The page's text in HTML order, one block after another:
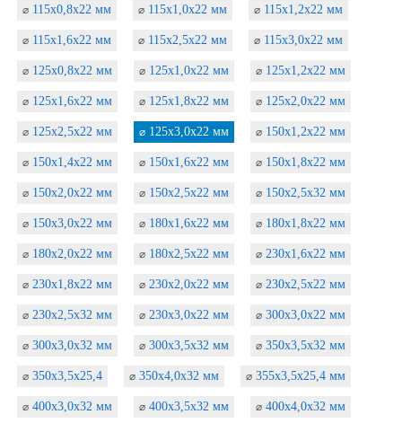
⌀ 115х0,8х22 мм ⌀ 115х1,0х22 мм ⌀ 115х1,2х22 мм
⌀ 115х1,6х22 мм ⌀ 115х2,5х22 мм ⌀ 115х3,0х22 мм
⌀ 125х0,8х22 мм ⌀ 125х1,0х22 мм ⌀ 125х1,2х22 мм
⌀ 125х1,6х22 мм ⌀ 125х1,8х22 мм ⌀ 125х2,0х22 мм
⌀ 125х2,5х22 мм ⌀ 125х3,0х22 мм ⌀ 150х1,2х22 мм
⌀ 150х1,4х22 мм ⌀ 150х1,6х22 мм ⌀ 150х1,8х22 мм
⌀ 150х2,0х22 мм ⌀ 150х2,5х22 мм ⌀ 150х2,5х32 мм
⌀ 150х3,0х22 мм ⌀ 180х1,6х22 мм ⌀ 180х1,8х22 мм
⌀ 180х2,0х22 мм ⌀ 180х2,5х22 мм ⌀ 230х1,6х22 мм
⌀ 230х1,8х22 мм ⌀ 230х2,0х22 мм ⌀ 230х2,5х22 мм
⌀ 230х2,5х32 мм ⌀ 230х3,0х22 мм ⌀ 300х3,0х22 мм
⌀ 300х3,0х32 мм ⌀ 300х3,5х32 мм ⌀ 350х3,5х32 мм
⌀ 350х3,5х25,4 ⌀ 350х4,0х32 мм ⌀ 355х3,5х25,4 мм
⌀ 400х3,0х32 мм ⌀ 400х3,5х32 мм ⌀ 400х4,0х32 мм